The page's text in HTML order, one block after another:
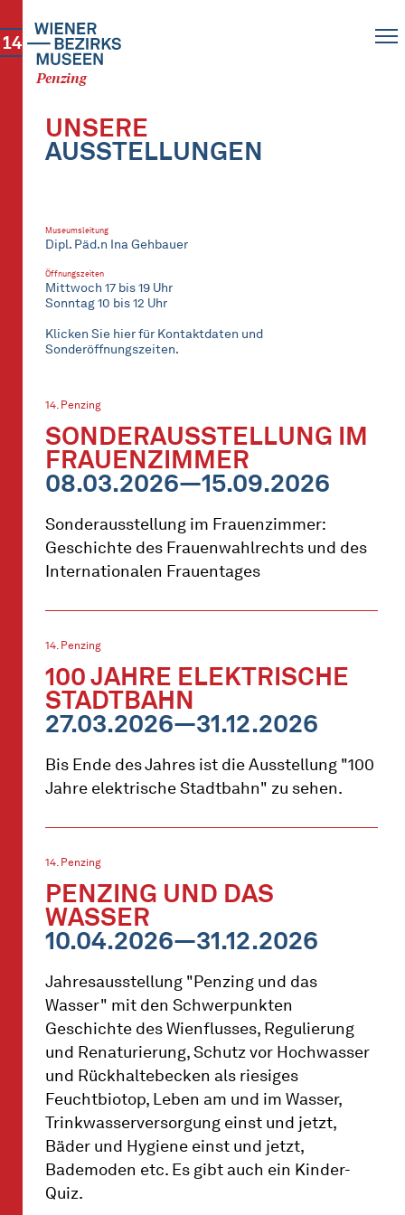
Penzing
14
UNSERE
AUSSTELLUNGEN
Museumsleitung
Dipl. Päd.n Ina Gehbauer
Öffnungszeiten
Mittwoch 17 bis 19 Uhr
Sonntag 10 bis 12 Uhr
Klicken Sie hier für Kontaktdaten und
Sonderöffnungszeiten.
14. Penzing
SONDERAUSSTELLUNG IM
FRAUENZIMMER
08.03.2026—15.09.2026
Sonderausstellung im Frauenzimmer:
Geschichte des Frauenwahlrechts und des
Internationalen Frauentages
14. Penzing
100 JAHRE ELEKTRISCHE
STADTBAHN
27.03.2026—31.12.2026
Bis Ende des Jahres ist die Ausstellung "100
Jahre elektrische Stadtbahn" zu sehen.
14. Penzing
PENZING UND DAS
WASSER
10.04.2026—31.12.2026
Jahresausstellung "Penzing und das
Wasser" mit den Schwerpunkten
Geschichte des Wienflusses, Regulierung
und Renaturierung, Schutz vor Hochwasser
und Rückhaltebecken als riesiges
Feuchtbiotop, Leben am und im Wasser,
Trinkwasserversorgung einst und jetzt,
Bäder und Hygiene einst und jetzt,
Bademoden etc. Es gibt auch ein Kinder-
Quiz.